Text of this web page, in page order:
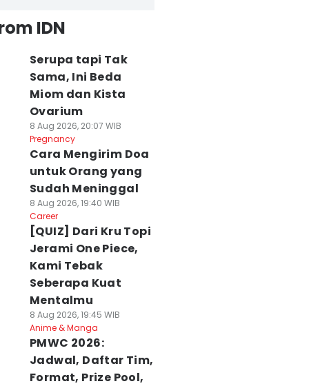
IDN
Serupa tapi Tak
Sama, Ini Beda
Miom dan Kista
Ovarium
8 Aug 2026, 20:07 WIB
Pregnancy
Cara Mengirim Doa
untuk Orang yang
Sudah Meninggal
8 Aug 2026, 19:40 WIB
Career
[QUIZ] Dari Kru Topi
Jerami One Piece,
Kami Tebak
Seberapa Kuat
Mentalmu
8 Aug 2026, 19:45 WIB
Anime & Manga
PMWC 2026:
Jadwal, Daftar Tim,
Format, Prize Pool,